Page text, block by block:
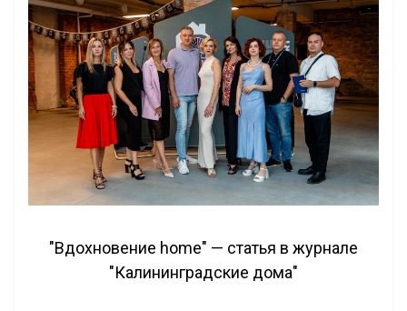
"Вдохновение home" — статья в журнале
"Калининградские дома"